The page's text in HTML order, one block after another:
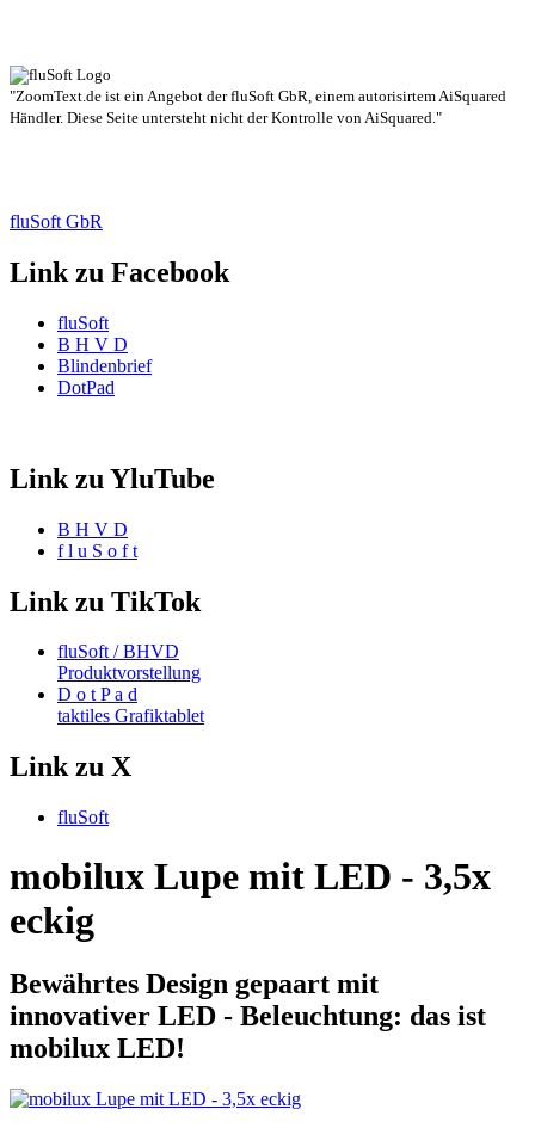
"ZoomText.de ist ein Angebot der fluSoft GbR, einem autorisirtem AiSquared
Händler. Diese Seite untersteht nicht der Kontrolle von AiSquared."
fluSoft GbR
Link zu Facebook
fluSoft
B H V D
Blindenbrief
DotPad
Link zu YluTube
B H V D
f l u S o f t
Link zu TikTok
fluSoft / BHVD
Produktvorstellung
D o t P a d
taktiles Grafiktablet
Link zu X
fluSoft
mobilux Lupe mit LED - 3,5x
eckig
Bewährtes Design gepaart mit
innovativer LED - Beleuchtung: das ist
mobilux LED!